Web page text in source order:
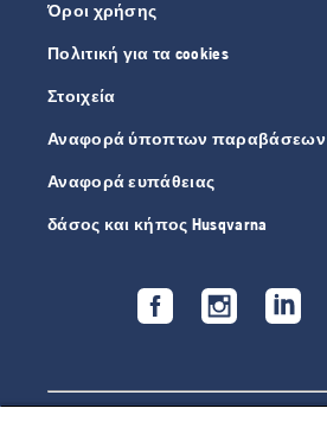
Όροι χρήσης
Πολιτική για τα cookies
Στοιχεία
Αναφορά ύποπτων παραβάσεων
Αναφορά ευπάθειας
δάσος και κήπος Husqvarna